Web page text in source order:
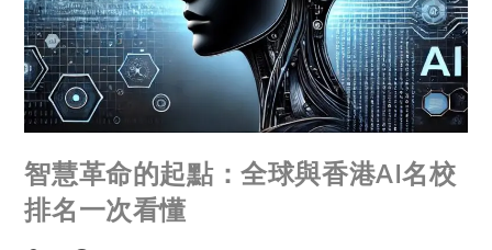
智慧革命的起點：全球與香港AI名校
排名一次看懂